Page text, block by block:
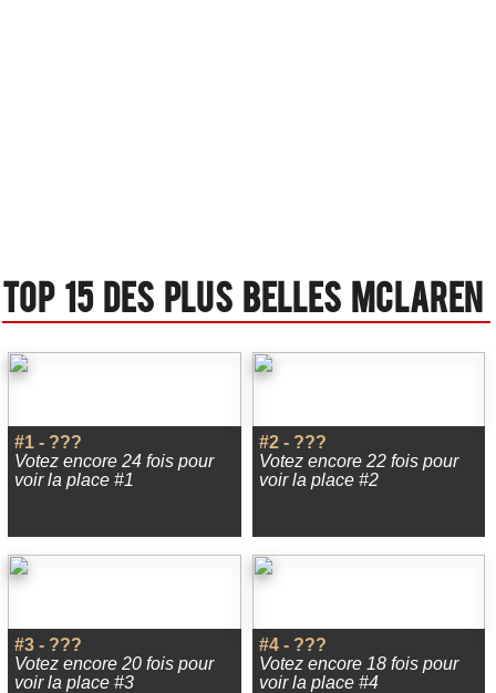
Top 15 des plus belles Mclaren
#1 - ???
Votez encore 24 fois pour
voir la place #1
#2 - ???
Votez encore 22 fois pour
voir la place #2
#3 - ???
Votez encore 20 fois pour
voir la place #3
#4 - ???
Votez encore 18 fois pour
voir la place #4